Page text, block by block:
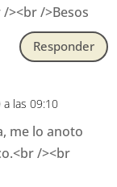
><br />Besos
Responder
las 09:10
me lo anoto
/><br